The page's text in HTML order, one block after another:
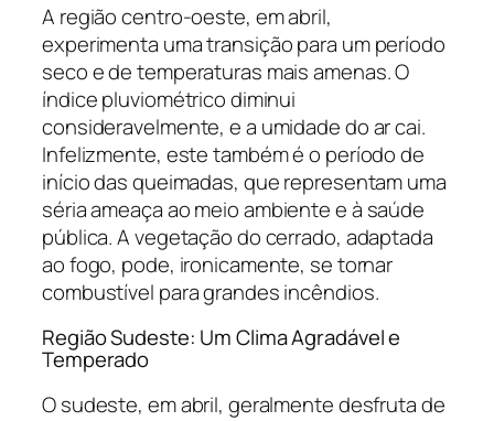
A região centro-oeste, em abril,
experimenta uma transição para um período
seco e de temperaturas mais amenas. O
índice pluviométrico diminui
consideravelmente, e a umidade do ar cai.
Infelizmente, este também é o período de
início das queimadas, que representam uma
séria ameaça ao meio ambiente e à saúde
pública. A vegetação do cerrado, adaptada
ao fogo, pode, ironicamente, se tornar
combustível para grandes incêndios.
Região Sudeste: Um Clima Agradável e
Temperado
O sudeste, em abril, geralmente desfruta de